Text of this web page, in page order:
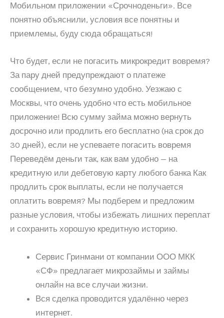
Мобильном приложении «Срочноденьги». Все
понятно объяснили, условия все понятны и
приемлемы, буду сюда обращаться!
Что будет, если не погасить микрокредит вовремя?
За пару дней предупреждают о платеже
сообщением, что безумно удобно. Уезжаю с
Москвы, что очень удобно что есть мобильное
приложение! Всю сумму займа можно вернуть
досрочно или продлить его бесплатно (на срок до
30 дней), если не успеваете погасить вовремя
Переведём деньги так, как вам удобно — на
кредитную или дебетовую карту любого банка Как
продлить срок выплаты, если не получается
оплатить вовремя? Мы подберем и предложим
разные условия, чтобы избежать лишних переплат
и сохранить хорошую кредитную историю.
Сервис Гринмани от компании ООО МКК
«СФ» предлагает микрозаймы и займы
онлайн на все случаи жизни.
Вся сделка проводится удалённо через
интернет.